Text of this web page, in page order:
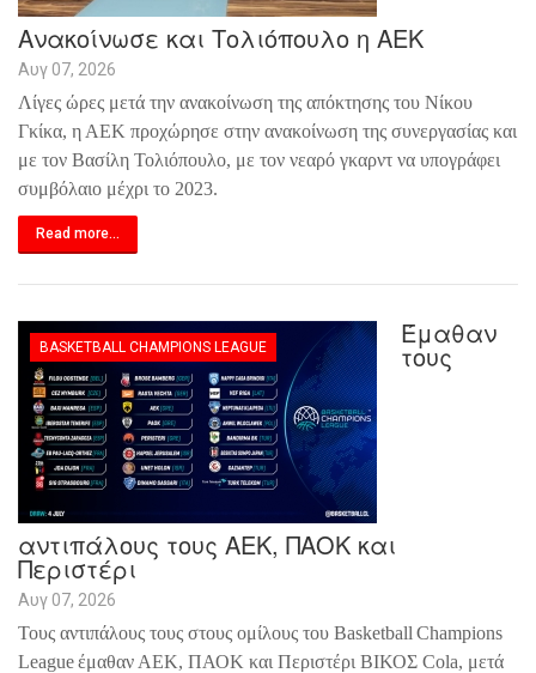
Ανακοίνωσε και Τολιόπουλο η ΑΕΚ
Αυγ 07, 2026
Λίγες ώρες μετά την ανακοίνωση της απόκτησης του Νίκου
Γκίκα, η ΑΕΚ προχώρησε στην ανακοίνωση της συνεργασίας και
με τον Βασίλη Τολιόπουλο, με τον νεαρό γκαρντ να υπογράφει
συμβόλαιο μέχρι το 2023.
Read more...
BASKETBALL CHAMPIONS LEAGUE Έμαθαν
τους
αντιπάλους τους ΑΕΚ, ΠΑΟΚ και
Περιστέρι
Αυγ 07, 2026
Τους αντιπάλους τους στους ομίλους του Basketball Champions
Leagueέμαθαν ΑΕΚ, ΠΑΟΚ και Περιστέρι ΒΙΚΟΣ Cola, μετά